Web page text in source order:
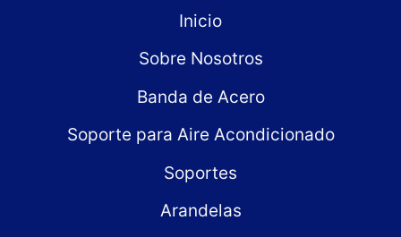
Inicio
Sobre Nosotros
Banda de Acero
Soporte para Aire Acondicionado
Soportes
Arandelas